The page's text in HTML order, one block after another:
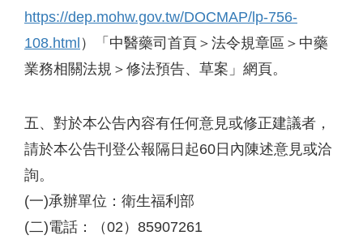
https://dep.mohw.gov.tw/DOCMAP/lp-756-
108.html ）「中醫藥司首頁＞法令規章區＞中藥
業務相關法規＞修法預告、草案」網頁。
五、對於本公告內容有任何意見或修正建議者，
請於本公告刊登公報隔日起60日內陳述意見或洽
詢。
(一)承辦單位：衛生福利部
(二)電話：（02）85907261